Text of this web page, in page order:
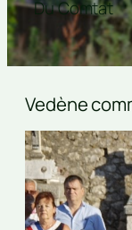
Du Comtat
Vedène